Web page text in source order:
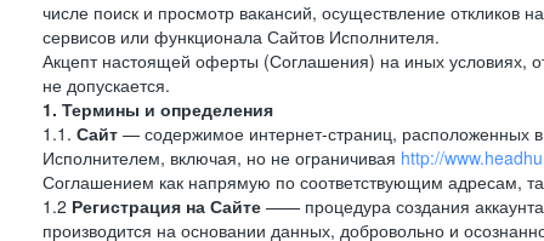
числе поиск и просмотр вакансий, осуществление откликов
сервисов или функционала Сайтов Исполнителя.
Акцепт настоящей оферты (Соглашения) на иных условиях,
не допускается.
1. Термины и определения
1.1. Сайт — содержимое интернет-страниц, расположенных
Исполнителем, включая, но не ограничивая http://
Соглашением как напрямую по соответствующим адресам,
1.2 Регистрация на Сайте —— процедура создания
производится на основании данных, добровольно и